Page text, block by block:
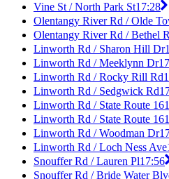
Vine St / North Park St17:28
Olentangy River Rd / Olde
Olentangy River Rd / Bethel
Linworth Rd / Sharon Hill Dr
Linworth Rd / Meeklynn Dr
Linworth Rd / Rocky Rill Rd
Linworth Rd / Sedgwick Rd
Linworth Rd / State Route 161
Linworth Rd / State Route 161
Linworth Rd / Woodman Dr
Linworth Rd / Loch Ness Ave
Snouffer Rd / Lauren Pl17:56
Snouffer Rd / Bride Water